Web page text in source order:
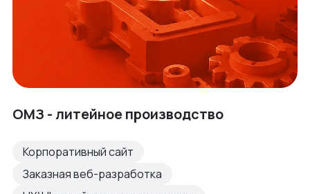
ОМЗ - литейное производство
Корпоративный сайт
Заказная веб-разработка